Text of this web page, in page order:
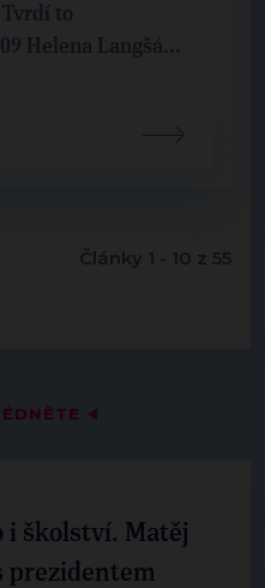
◀
i školství. Matěj
prezidentem
to
Helena Langšá...
Články 1 - 10 z 55